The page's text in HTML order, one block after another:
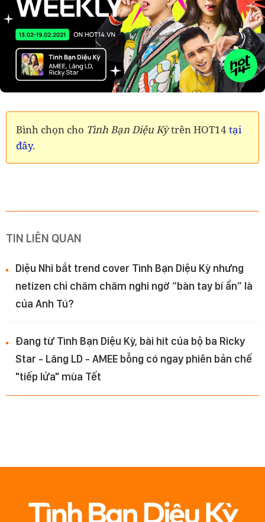
Bình chọn cho Tình Bạn Diệu Kỳtrên HOT14tại
đây.
TIN LIÊN QUAN
Diệu Nhi bắt trend cover Tình Bạn Diệu Kỳ nhưng
netizen chỉ chăm chăm nghi ngờ “bàn tay bí ẩn” là
của Anh Tú?
Đang từ Tình Bạn Diệu Kỳ, bài hit của bộ ba Ricky
Star - Lăng LD - AMEE bỗng có ngay phiên bản chế
"tiếp lửa" mùa Tết